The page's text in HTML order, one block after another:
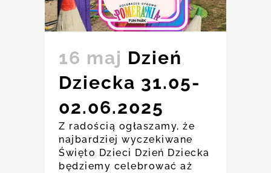
16 maj Dzień
Dziecka 31.05-
02.06.2025
Z radością ogłaszamy, że
najbardziej wyczekiwane
Święto Dzieci Dzień Dziecka
będziemy celebrować aż